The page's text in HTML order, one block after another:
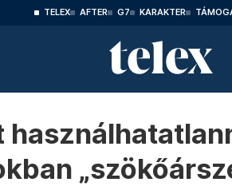
TELEX AFTER G7 KARAKTER